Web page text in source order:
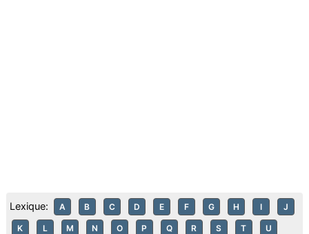
Lexique: A B C D E F G H I J
K L M N O P Q R S T U